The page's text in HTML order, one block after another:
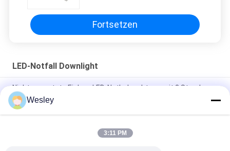
Fortsetzen
LED-Notfall Downlight
Nicht gewartete Einbau-LED-Notbeleuchtung mit 3 Stunden
Leuchtdauer und Ni-MH-Akku
Decken-LED-Notlicht mit 3 Stunden Betrieb ohne Wartung und
Wesley
3:11 PM